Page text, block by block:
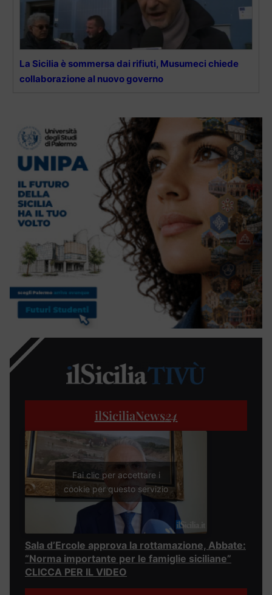
La Sicilia è sommersa dai rifiuti, Musumeci chiede
collaborazione al nuovo governo
ilSiciliaNews24
Fai clic per accettare i
cookie per questo servizio
Sala d’Ercole approva la rottamazione, Abbate:
“Norma importante per le famiglie siciliane”
CLICCA PER IL VIDEO